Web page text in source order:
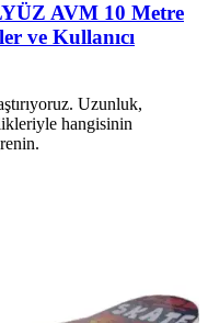
AVM 10 Metre
ve Kullanıcı
Uzunluk,
hangisinin